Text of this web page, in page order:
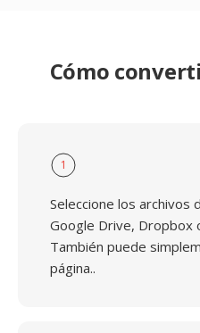
Cómo
1
Seleccione los archivos
Google Drive, Dropbox
También puede
página..